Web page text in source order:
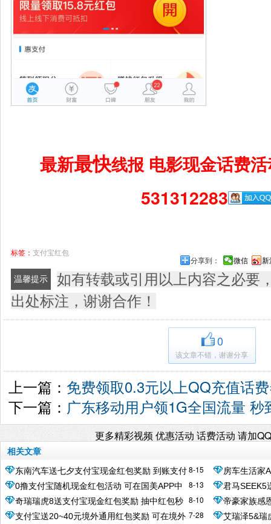
最新最快线报 电影现金话费
531312283
标签： 支付宝红包
分享到： 微信 新
温馨提示
如有转载或引用以上内容之必要
出处标注，谢谢合作！
0
该文章不错，谢谢分享
上一篇： 免费领取0.3元以上QQ充值话
下一篇： 广东移动用户领1G全国流量 秒
更多精彩视频 优惠活动 话费活动 请加
相关文章
8-15
东南汽车送七夕支付宝现金红包奖励 到账支付
宝余额
房车生活家
奖励
8-13
0撸支付宝随机现金红包活动 可在国美APP中
购买产品抵扣
君马SEEK5
红包
8-10
奇瑞瑞虎8送支付宝现金红包奖励 抽中红包秒
到账余额
帝豪家族感
到
7-28
支付宝送20~40元境外通用红包奖励 可在境外
艾瑞泽5&瑞